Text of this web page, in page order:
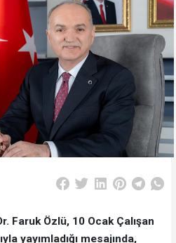
Faruk Özlü, 10 Ocak Çalışan
yayımladığı mesajında,